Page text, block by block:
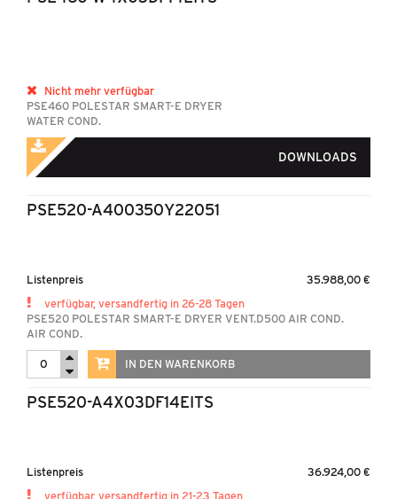
Nicht mehr verfügbar
PSE460 POLESTAR SMART-E DRYER
WATER COND.
DOWNLOADS
PSE520-A400350Y22051
Listenpreis
35.988,00 €
verfügbar, versandfertig in 26-28 Tagen
PSE520 POLESTAR SMART-E DRYER VENT.D500 AIR COND.
AIR COND.
IN DEN WARENKORB
PSE520-A4X03DF14EITS
Listenpreis
36.924,00 €
verfügbar, versandfertig in 21-23 Tagen